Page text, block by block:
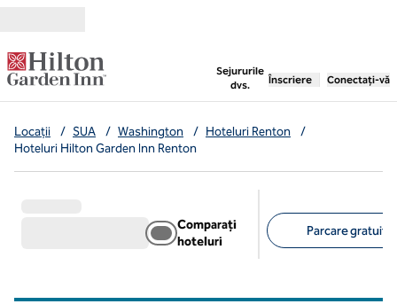
Sejururile
dvs.
, deschide o filă nouă
Înscriere Conectați-vă
Locații / SUA / Washington / Hoteluri Renton
/
Hoteluri Hilton Garden Inn Renton
Comparați
hoteluri
Parcare gratuită